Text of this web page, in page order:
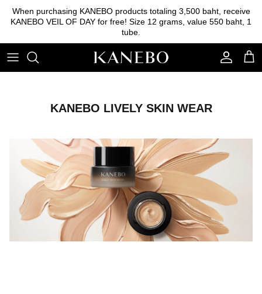
When purchasing KANEBO products totaling 3,500 baht, receive
KANEBO VEIL OF DAY for free! Size 12 grams, value 550 baht, 1
tube.
Cleansing
Serum
Cream
Sunscreen
Foundation
Eyebrow
Eyeshadow
Other tools
KANEBO LIVELY SKIN WEAR